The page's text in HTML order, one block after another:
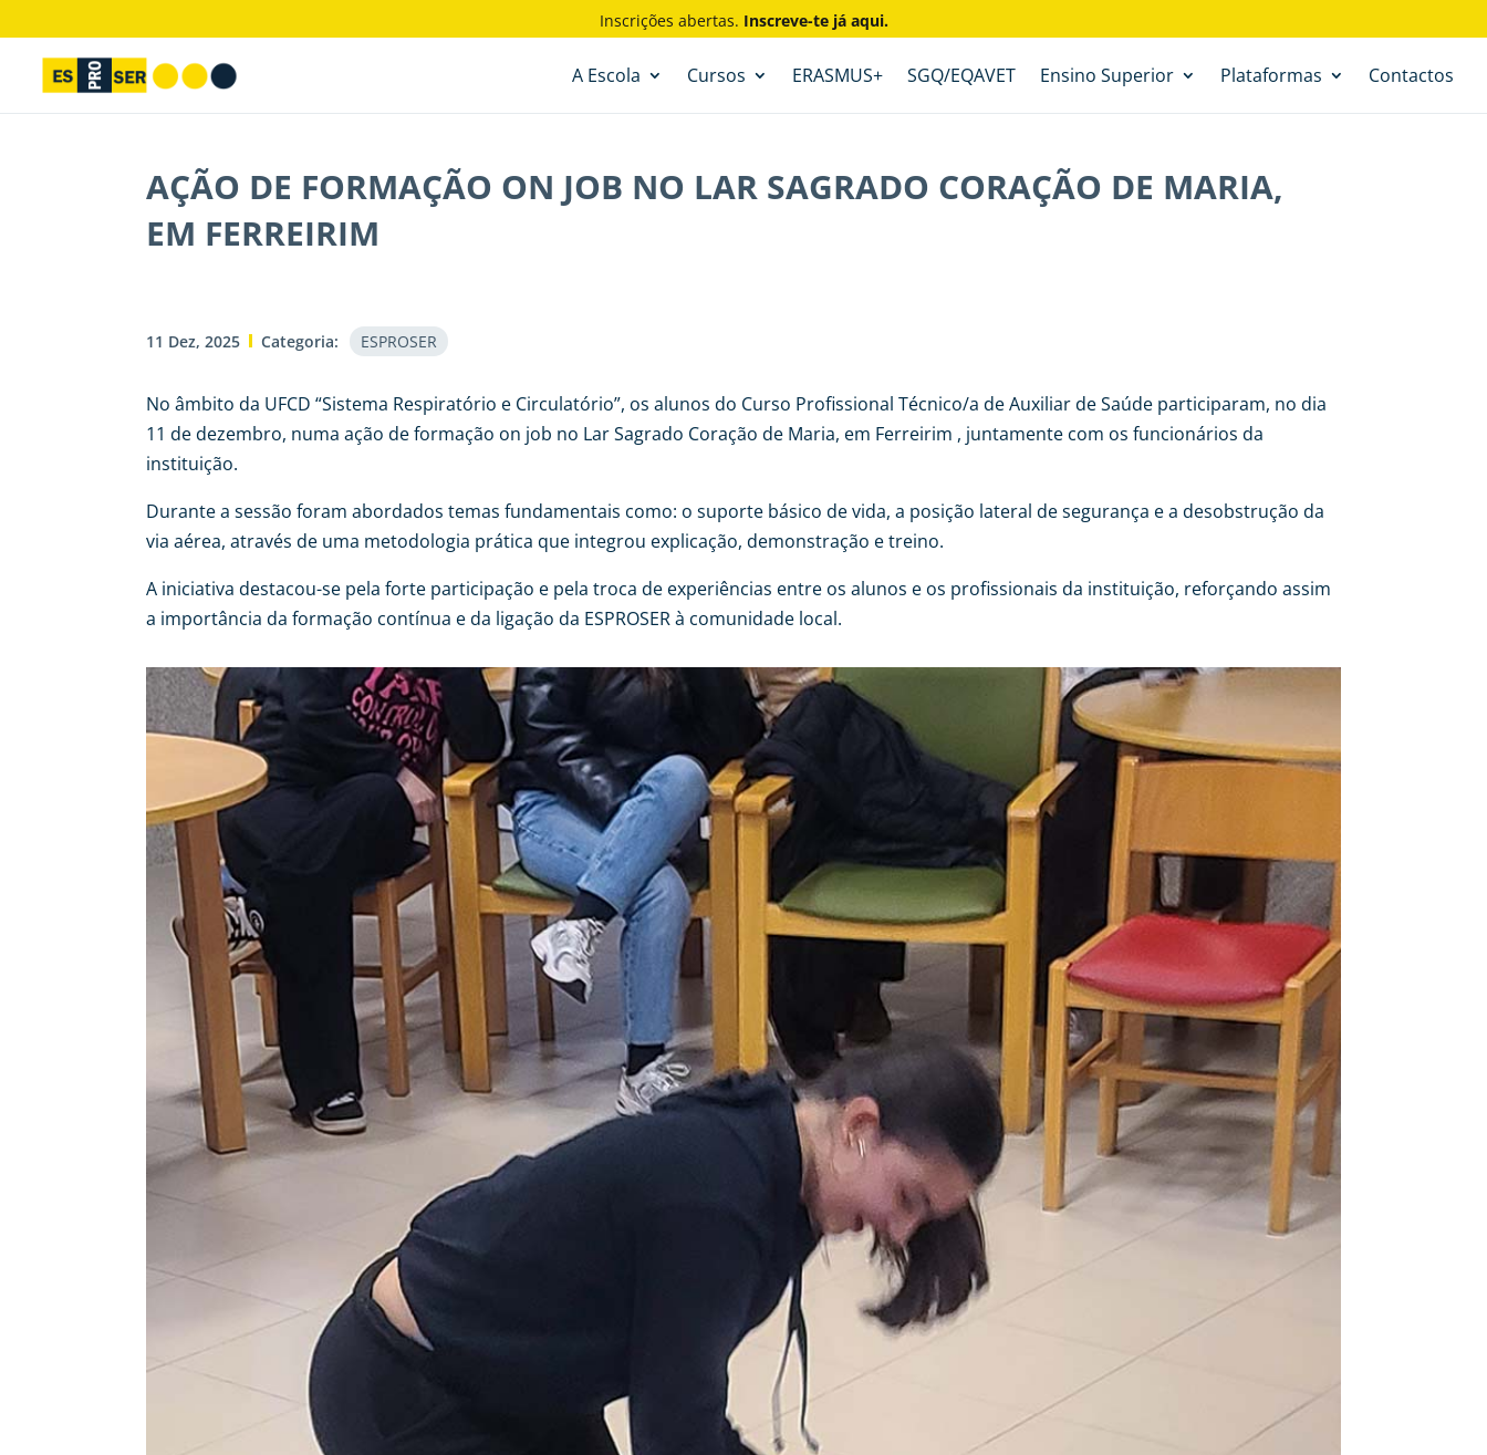
Inscrições abertas. Inscreve-te já aqui.
A Escola Cursos ERASMUS+ SGQ/EQAVET Ensino Superior Plataformas Contactos
AÇÃO DE FORMAÇÃO ON JOB NO LAR SAGRADO CORAÇÃO DE MARIA,
EM FERREIRIM
11 Dez, 2025 Categoria: ESPROSER
No âmbito da UFCD “Sistema Respiratório e Circulatório”, os alunos do Curso Profissional Técnico/a de Auxiliar de Saúde participaram, no dia
11 de dezembro, numa ação de formação on job no Lar Sagrado Coração de Maria, em Ferreirim , juntamente com os funcionários da
instituição.
Durante a sessão foram abordados temas fundamentais como: o suporte básico de vida, a posição lateral de segurança e a desobstrução da
via aérea, através de uma metodologia prática que integrou explicação, demonstração e treino.
A iniciativa destacou-se pela forte participação e pela troca de experiências entre os alunos e os profissionais da instituição, reforçando assim
a importância da formação contínua e da ligação da ESPROSER à comunidade local.